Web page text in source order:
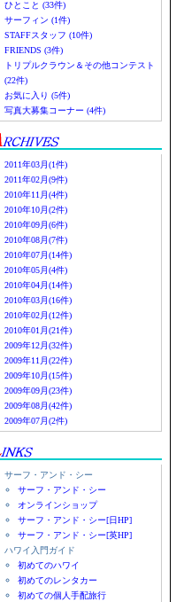
ひとこと (33件)
サーフィン (1件)
STAFFスタッフ (10件)
FRIENDS (3件)
トリプルクラウン＆その他コンテスト
(22件)
お気に入り (5件)
写真大募集コーナー (4件)
2011年03月(1件)
2011年02月(9件)
2010年11月(4件)
2010年10月(2件)
2010年09月(6件)
2010年08月(7件)
2010年07月(14件)
2010年05月(4件)
2010年04月(14件)
2010年03月(16件)
2010年02月(12件)
2010年01月(21件)
2009年12月(32件)
2009年11月(22件)
2009年10月(15件)
2009年09月(23件)
2009年08月(42件)
2009年07月(2件)
サーフ・アンド・シー
サーフ・アンド・シー
オンラインショップ
サーフ・アンド・シー[日HP]
サーフ・アンド・シー[英HP]
ハワイ入門ガイド
初めてのハワイ
初めてのレンタカー
初めての個人手配旅行